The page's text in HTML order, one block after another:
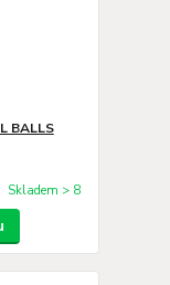
BALLS
Skladem > 8